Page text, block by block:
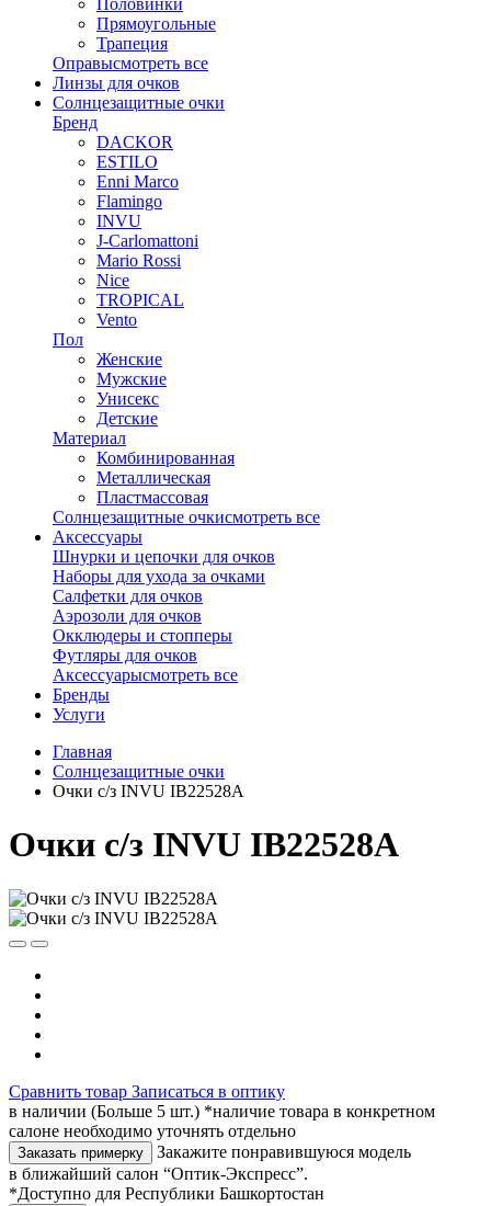
Прямоугольные
Трапеция
Оправысмотреть все
Линзы для очков
Солнцезащитные очки
Бренд
DACKOR
ESTILO
Enni Marco
Flamingo
INVU
J-Carlomattoni
Mario Rossi
Nice
TROPICAL
Vento
Пол
Женские
Мужские
Унисекс
Детские
Материал
Комбинированная
Металлическая
Пластмассовая
Солнцезащитные очкисмотреть все
Аксессуары
Шнурки и цепочки для очков
Наборы для ухода за очками
Салфетки для очков
Аэрозоли для очков
Окклюдеры и стопперы
Футляры для очков
Аксессуарысмотреть все
Бренды
Услуги
Главная
Солнцезащитные очки
Очки с/з INVU IB22528A
Очки с/з INVU IB22528A
Сравнить товар Записаться в оптику
в наличии (Больше 5 шт.) *наличие товара в конкретном
салоне необходимо уточнять отдельно
Заказать примерку
Закажите понравившуюся модель
в ближайший салон “Оптик-Экспресс”.
*Доступно для Республики Башкортостан